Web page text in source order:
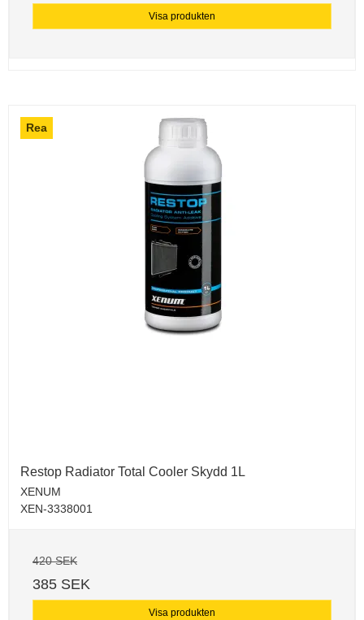
Visa produkten
Rea
Restop Radiator Total Cooler Skydd 1L
XENUM
XEN-3338001
420 SEK
385 SEK
Visa produkten